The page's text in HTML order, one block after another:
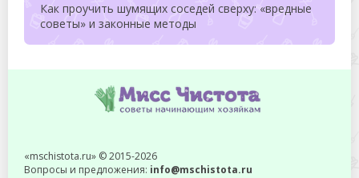
Как проучить шумящих соседей сверху: «вредные
советы» и законные методы
«mschistota.ru» © 2015-2026
Вопросы и предложения: info@mschistota.ru